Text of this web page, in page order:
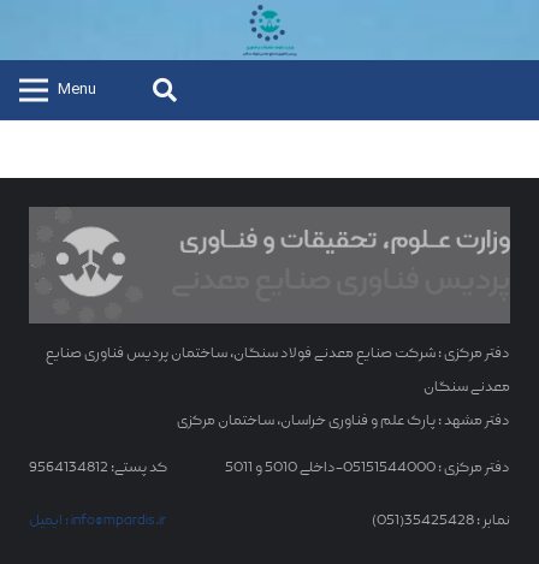
Menu
دفتر مرکزی : شرکت صنایع معدنی فولاد سنگان، ساختمان پردیس فناوری صنایع
معدنی سنگان
دفتر مشهد : پارک علم و فناوری خراسان، ساختمان مرکزی
کد پستی: 9564134812 دفتر مرکزی : 05151544000-داخلی 5010 و 5011
ایمیل : info@mpardis.ir نمابر : 35425428(051)